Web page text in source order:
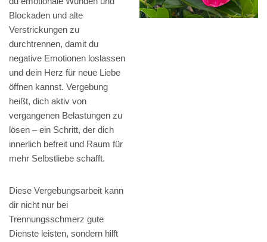
Blockaden und alte
Verstrickungen zu
durchtrennen, damit du
negative Emotionen loslassen
und dein Herz für neue Liebe
öffnen kannst. Vergebung
heißt, dich aktiv von
vergangenen Belastungen zu
lösen – ein Schritt, der dich
innerlich befreit und Raum für
mehr Selbstliebe schafft.
Diese Vergebungsarbeit kann
dir nicht nur bei
Trennungsschmerz gute
Dienste leisten, sondern hilft